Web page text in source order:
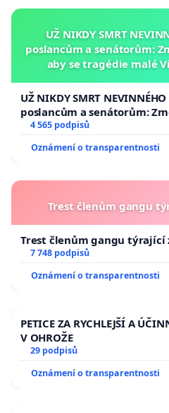
UŽ NIKDY SMRT
poslancům a senátorům:
aby se tragédie malé
UŽ NIKDY SMRT
poslancům a senátorům:
aby se tragédie malé
4 565 podpisů
Oznámení o transparentnosti
Trest členům gangu
Trest členům gangu týrající
7 748 podpisů
Oznámení o transparentnosti
PETICE ZA RYCHLEJŠÍ A
V OHROŽE
29 podpisů
Oznámení o transparentnosti